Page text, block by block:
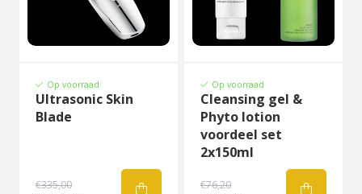
Op voorraad
Ultrasonic Skin
Blade
€335,00
Op voorraad
Cleansing gel &
Phyto lotion
voordeel set
2x150ml
€76,20